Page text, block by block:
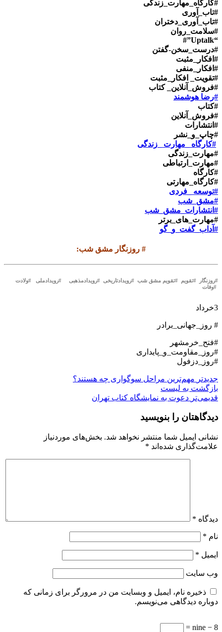
#کارگاه_مهارت_زندگی
#تاب_آوری
#تاب_آوری_دختران
#سلامت_روان
“Uptalk”#
#درست_سخن-گفتن
#افکار_مثبت
#افکار_منفی
#تقویت_ افکار_مثبت
#فروش_آنلاین_ کتاب
#رضا هوشمند
#کتاب
#فروش_آنلاین
#انتشارات
#چاپ_و_نشر
#کارگاه _مهارت _زندگی
#مهارت_زندگی
#مهارت_ارتباطی
#کارگاه
#کارگاه_مهارتی
#توسعه _فردی
#مشق_شب
#انتشارات_مشق_شب
#مهارت_های_برتر
#آداب_گفت_و_گو
# روزنگار مشق شب:
#روزنگار #تقویم #تقویم مشق شب #رویدادتاریخی #رویدادمذهبی #رویدادملی #ولادت
#وفات
3خرداد
# روز_جهانی_برادر
#فتح_خرمشهر
#روز_مقاومت_و_پایداری
#روز_دزفول
جدیدتر مهم‌ترین مراحل سوگواری چه هستند؟
بازگشت بە لیست
قدیمی‌تر دعوت به نمایشگاه کتاب تهران
دیدگاهتان را بنویسید
نشانی ایمیل شما منتشر نخواهد شد. بخش‌های موردنیاز
علامت‌گذاری شده‌اند *
دیدگاه *
نام *
ایمیل *
وب‌ سایت
ذخیره نام، ایمیل و وبسایت من در مرورگر برای زمانی که
دوباره دیدگاهی می‌نویسم.
nine − 8 =